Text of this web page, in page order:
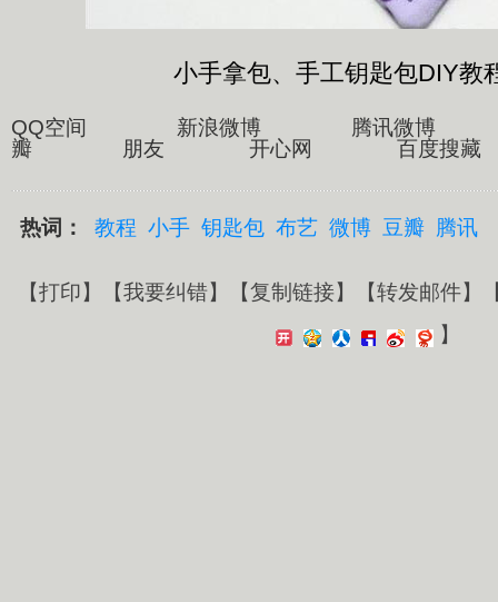
小手拿包、手工钥匙包DIY教
QQ空间 新浪微博 腾讯微
瓣 朋友 开心网 百度搜
热词： 教程 小手 钥匙包 布艺 微博 豆瓣 腾讯
【打印】【我要纠错】【复制链接】【转发邮件】
】